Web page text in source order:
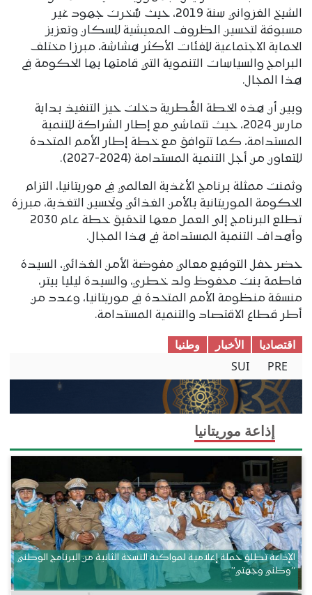
الشيخ الغزواني سنة 2019، حيث سُخرت جهود غير
مسبوقة لتحسين الظروف المعيشية للسكان وتعزيز
الحماية الاجتماعية للفئات الأكثر هشاشة، مبرزا مختلف
البرامج والسياسات التنموية التي قامتها بها الحكومة في
هذا المجال.
وبين أن هذه الخطة القُطرية دخلت حيز التنفيذ بداية
مارس 2024، حيث تتماشى مع إطار الشراكة للتنمية
المستدامة، كما تتوافق مع خطة إطار الأمم المتحدة
للتعاون من أجل التنمية المستدامة (2024-2027).
وثمنت ممثلة برنامج الأغذية العالمي في موريتانيا، التزام
الحكومة الموريتانية بالأمن الغذائي وتحسين التغذية، مبرزة
تطلع البرنامج إلى العمل معها لتحقيق خطة عام 2030
وأهداف التنمية المستدامة في هذا المجال.
حضر حفل التوقيع معالي مفوضة الأمن الغذائي، السيدة
فاطمة بنت محفوظ ولد خطري، والسيدة ليليا بيتر،
منسقة منظومة الأمم المتحدة في موريتانيا، وعدد من
أطر قطاع الاقتصاد والتنمية المستدامة.
اقتصادیا الأخبار
وطنیا
PRE
SUI
إذاعة موريتانيا
الإذاعة تطلق حملة إعلامية لمواكبة النسخة الثانية من البرنامج الوطني
“وطني وجهتي”